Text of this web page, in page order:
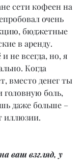
сети кофеен на
очень
бюджетные
в аренду.
не всегда, но, я
Когда
вместо денег ты
головную боль,
даже больше –
иллюзии.
ваш взгляд, у